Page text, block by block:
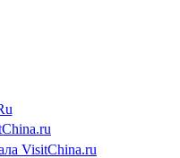
VisitChina.ru